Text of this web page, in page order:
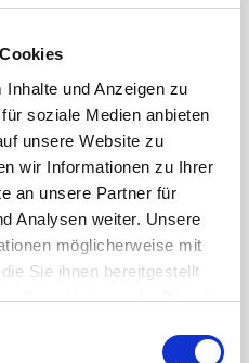
und Anzeigen zu
soziale Medien anbieten
unsere Website zu
wir Informationen zu Ihrer
an unsere Partner für
Analysen weiter. Unsere
möglicherweise mit
Sie ihnen bereitgestellt
Ihrer Nutzung der Dienste
1M 3M 1J 5J